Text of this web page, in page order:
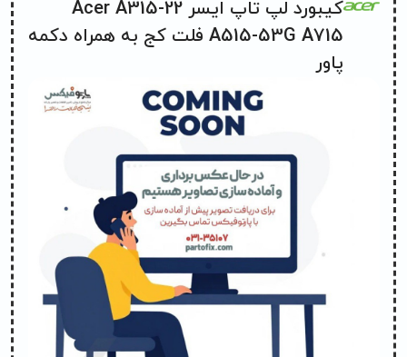
کیبورد لپ تاپ ایسر Acer A315-22
A515-53G A715 فلت کج به همراه دکمه
پاور